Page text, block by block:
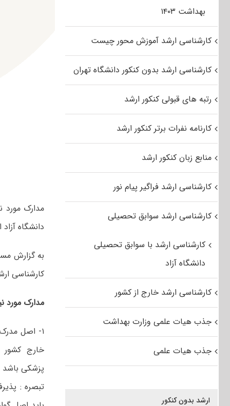
دانشگاه
به گزارش
کارشناسی ارشد سال تحصیلی ۹۶ –
مدارک مورد
۱- اصل
خارج کشور
پزشکی باشد
تبصره :
بهداشت ۱۴۰۳
کارشناسی ارشد آموزش محور چیست
کارشناسی ارشد بدون کنکور دانشگاه تهران
رتبه های قبولی کنکور ارشد
کارنامه نفرات برتر کنکور ارشد
منابع زبان کنکور ارشد
کارشناسی ارشد فراگیر پیام نور
کارشناسی ارشد سوابق تحصیلی
کارشناسی ارشد با سوابق تحصیلی
دانشگاه آزاد
کارشناسی ارشد خارج از کشور
جذب هیات علمی وزارت بهداشت
جذب هیات علمی
ارشد بدون کنکور